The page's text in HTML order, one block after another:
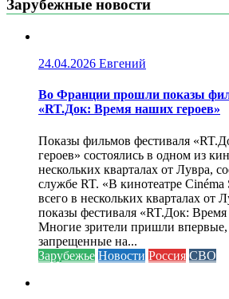
Зарубежные новости
24.04.2026 Евгений
Во Франции прошли показы
«RT.Док: Время наших героев»
Показы фильмов фестиваля
героев» состоялись в одном из
нескольких кварталах от Лувра,
службе RT. «В кинотеатре Cinéma
всего в нескольких кварталах от
показы фестиваля «RT.Док:
Многие зрители пришли впервые,
запрещенные на...
Зарубежье Новости Россия СВО